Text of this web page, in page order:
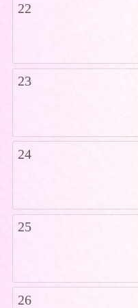
22
23
24
25
26